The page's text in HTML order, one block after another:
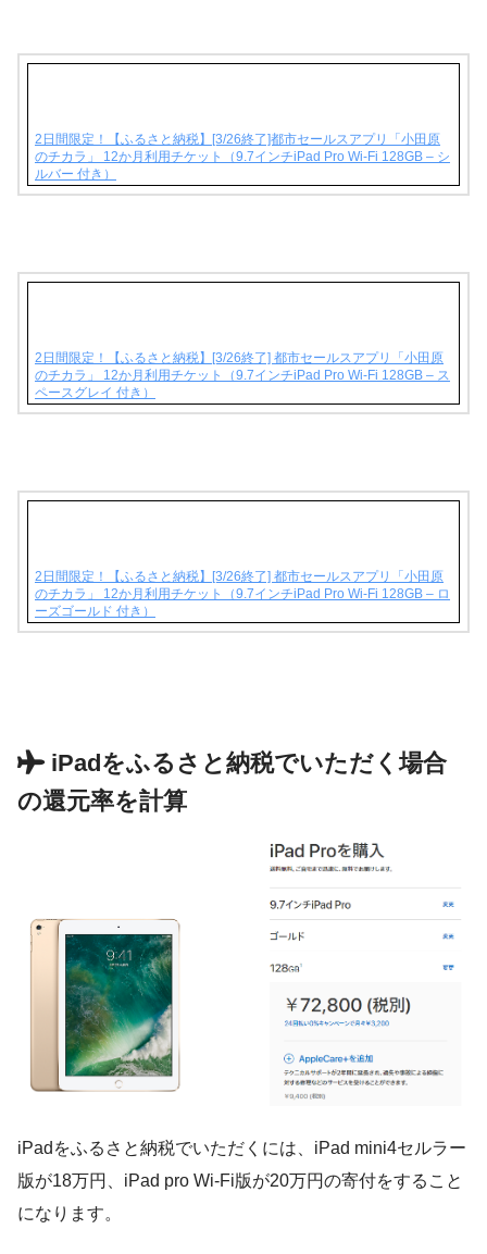
2日間限定！【ふるさと納税】[3/26終了]都市セールスアプリ「小田原
のチカラ」 12か月利用チケット（9.7インチiPad Pro Wi-Fi 128GB – シ
ルバー 付き）
2日間限定！【ふるさと納税】[3/26終了] 都市セールスアプリ「小田原
のチカラ」 12か月利用チケット（9.7インチiPad Pro Wi-Fi 128GB – ス
ペースグレイ 付き）
2日間限定！【ふるさと納税】[3/26終了] 都市セールスアプリ「小田原
のチカラ」 12か月利用チケット（9.7インチiPad Pro Wi-Fi 128GB – ロ
ーズゴールド 付き）
iPadをふるさと納税でいただく場合
の還元率を計算
iPadをふるさと納税でいただくには、iPad mini4セルラー
版が18万円、iPad pro Wi-Fi版が20万円の寄付をすること
になります。